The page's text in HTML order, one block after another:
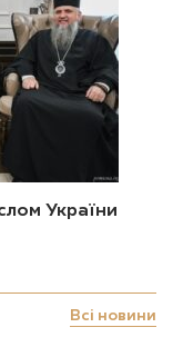
України
Всі новини